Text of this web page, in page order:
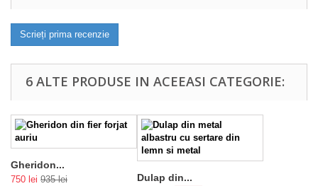
Scrieți prima recenzie
6 ALTE PRODUSE IN ACEEASI CATEGORIE:
Gheridon...
750 lei 935 lei Dulap din...